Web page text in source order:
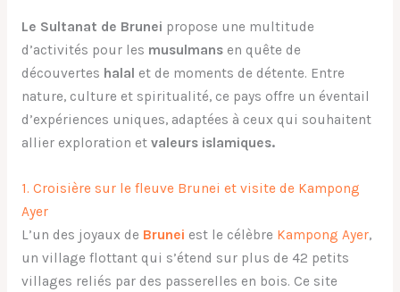
Le Sultanat de Brunei propose une multitude
d’activités pour les musulmans en quête de
découvertes halal et de moments de détente. Entre
nature, culture et spiritualité, ce pays offre un éventail
d’expériences uniques, adaptées à ceux qui souhaitent
allier exploration et valeurs islamiques.
1. Croisière sur le fleuve Brunei et visite de Kampong
Ayer
L’un des joyaux de Brunei est le célèbre Kampong Ayer,
un village flottant qui s’étend sur plus de 42 petits
villages reliés par des passerelles en bois. Ce site